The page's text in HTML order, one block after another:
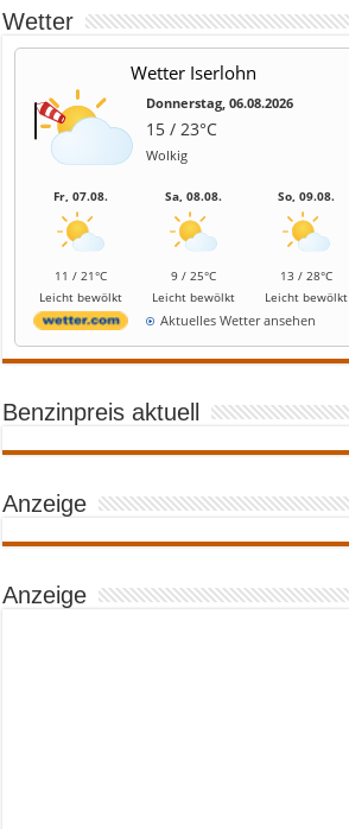
Wetter
Wetter Iserlohn
Donnerstag, 06.08.2026
15 / 23°C
Wolkig
Fr, 07.08.
11 / 21°C
Leicht bewölkt
Sa, 08.08.
9 / 25°C
Leicht bewölkt
So, 09.08.
13 / 28°C
Leicht bewölkt
Aktuelles Wetter ansehen
Benzinpreis aktuell
Anzeige
Anzeige